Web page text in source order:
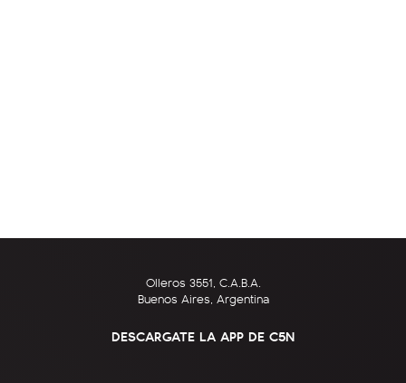
Olleros 3551, C.A.B.A.
Buenos Aires, Argentina
DESCARGATE LA APP DE C5N